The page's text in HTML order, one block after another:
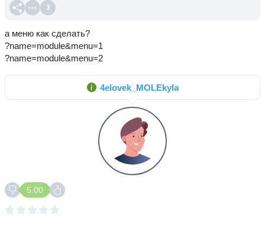
3
а меню как сделать?
?name=module&menu=1
?name=module&menu=2
4elovek_MOLEkyla
5.00